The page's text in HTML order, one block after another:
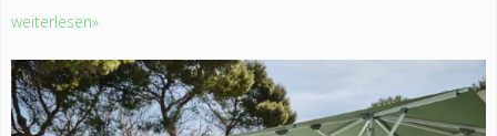
weiterlesen»